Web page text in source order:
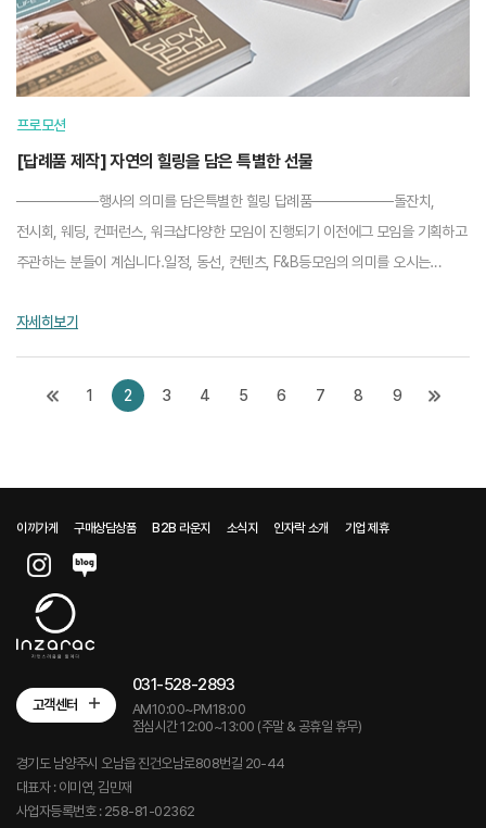
프로모션
[답례품 제작] 자연의 힐링을 담은 특별한 선물
────────행사의 의미를 담은특별한 힐링 답례품────────돌잔치,
전시회, 웨딩, 컨퍼런스, 워크샵다양한 모임이 진행되기 이전에그 모임을 기획하고
주관하는 분들이 계십니다.일정, 동선, 컨텐츠, F&B등모임의 의미를 오시는
자세히보기
1 2 3 4 5 6 7 8 9
이끼가게 구매상담상품 B2B 라운지 소식지 인자락 소개 기업 제휴
고객센터
031-528-2893
AM10:00~PM18:00
점심시간 12:00~13:00 (주말 & 공휴일 휴무)
경기도 남양주시 오남읍 진건오남로808번길 20-44
대표자 : 이미연, 김민재
사업자등록번호 : 258-81-02362